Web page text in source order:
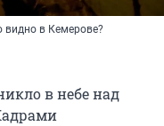
видно в Кемерове?
в небе над